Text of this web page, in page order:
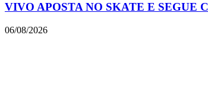
VIVO APOSTA NO SKATE E SEGUE
06/08/2026